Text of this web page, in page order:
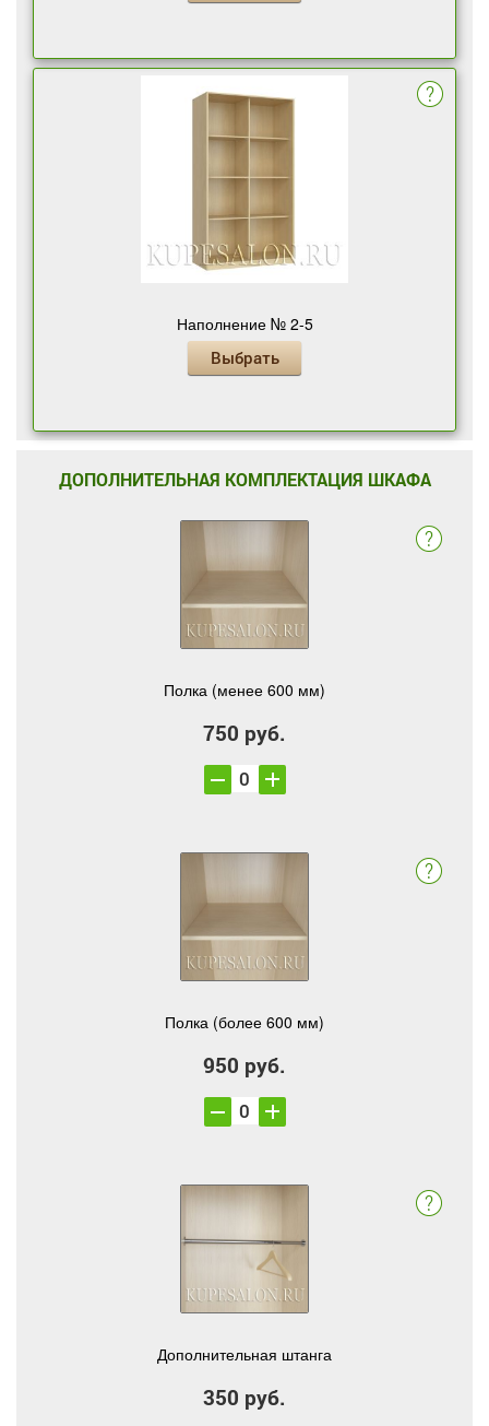
Наполнение № 2-5
Выбрать
ДОПОЛНИТЕЛЬНАЯ КОМПЛЕКТАЦИЯ ШКАФА
Полка (менее 600 мм)
750 руб.
Полка (более 600 мм)
950 руб.
Дополнительная штанга
350 руб.